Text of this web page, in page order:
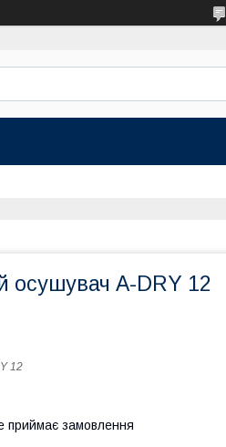
осушувач A-DRY 12
12
приймає замовлення